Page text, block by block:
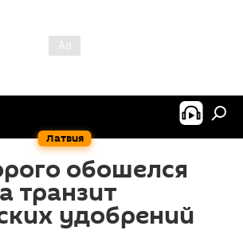
Латвия
обошелся
транзит
удобрений